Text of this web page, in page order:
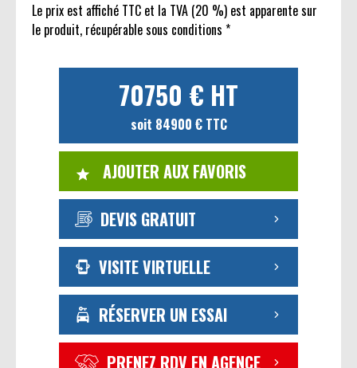
Le prix est affiché TTC et la TVA (20 %) est apparente sur
le produit, récupérable sous conditions *
70750 € HT
soit 84900 € TTC
AJOUTER AUX FAVORIS
DEVIS GRATUIT
VISITE VIRTUELLE
RÉSERVER UN ESSAI
PRENEZ RDV EN AGENCE